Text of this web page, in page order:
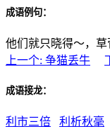
成语例句：
他们就只晓得～，草
上一个: 争猫丢牛
成语接龙：
利市三倍 利析秋毫